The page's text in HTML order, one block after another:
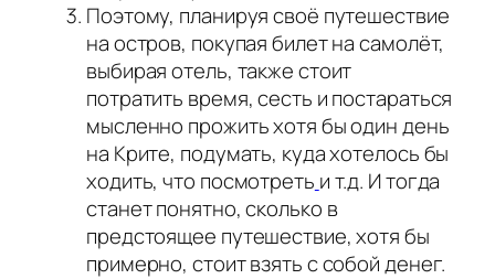
Поэтому, планируя своё путешествие
на остров, покупая билет на самолёт,
выбирая отель, также стоит
потратить время, сесть и постараться
мысленно прожить хотя бы один день
на Крите, подумать, куда хотелось бы
ходить, что посмотреть и т.д. И тогда
станет понятно, сколько в
предстоящее путешествие, хотя бы
примерно, стоит взять с собой денег.